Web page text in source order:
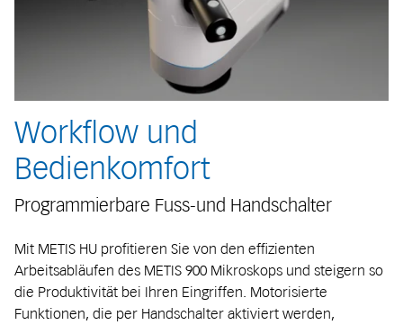
Workflow und
Bedienkomfort
Programmierbare Fuss-und Handschalter
Mit METIS HU profitieren Sie von den effizienten
Arbeitsabläufen des METIS 900 Mikroskops und steigern so
die Produktivität bei Ihren Eingriffen. Motorisierte
Funktionen, die per Handschalter aktiviert werden,